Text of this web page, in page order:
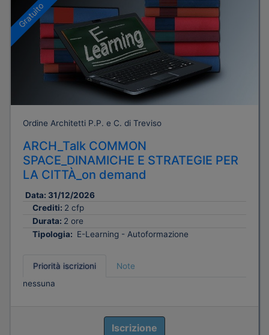
Gratuito
Ordine Architetti P.P. e C. di Treviso
ARCH_Talk COMMON
SPACE_DINAMICHE E STRATEGIE PER
LA CITTÀ_on demand
Data: 31/12/2026
Crediti: 2 cfp
Durata: 2 ore
Tipologia: E-Learning - Autoformazione
Priorità iscrizioni
Note
nessuna
Iscrizione